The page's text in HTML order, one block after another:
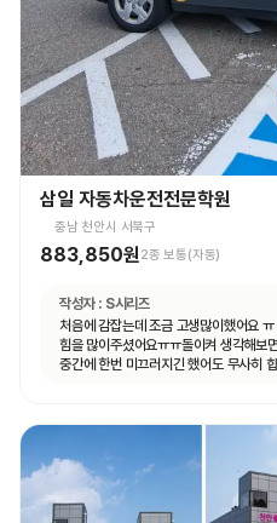
삼일 자동차운전전문학원
충남 천안시 서북구
883,850원2종 보통(자동)
작성자 : S시리즈
처음에 감잡는데 조금 고생많이했어요
힘을 많이주셨어요ㅠㅠ돌이켜 생각해보
중간에 한번 미끄러지긴 했어도 무사히